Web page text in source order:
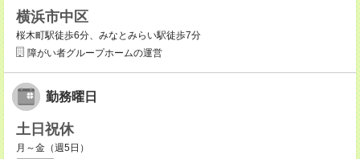
横浜市中区
桜木町駅徒歩6分、みなとみらい駅徒歩7分
障がい者グループホームの運営
勤務曜日
土日祝休
月～金（週5日）